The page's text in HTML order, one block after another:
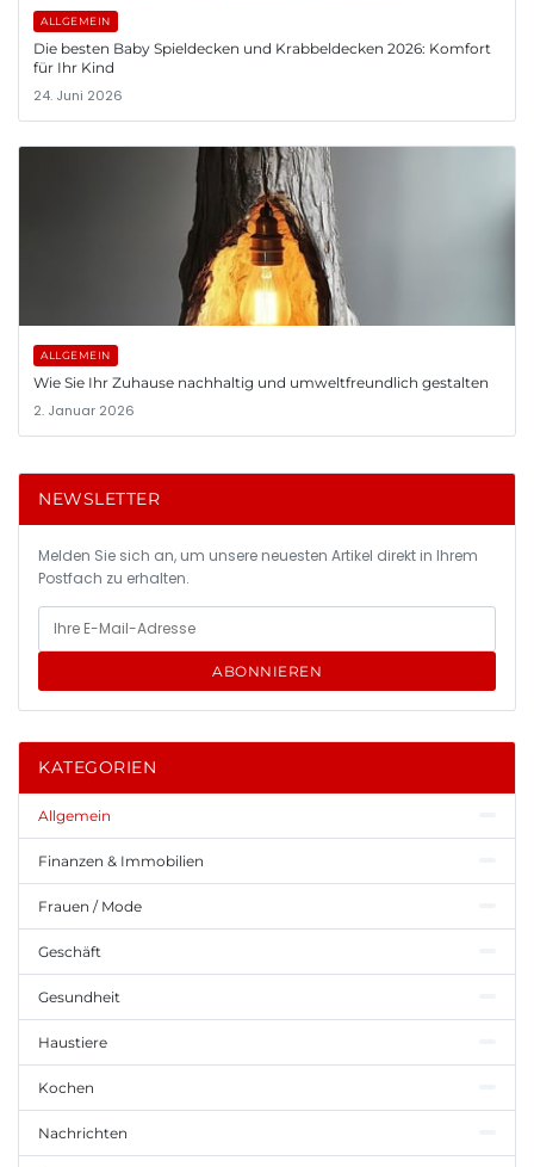
ALLGEMEIN
Die besten Baby Spieldecken und Krabbeldecken 2026: Komfort
für Ihr Kind
24. Juni 2026
ALLGEMEIN
Wie Sie Ihr Zuhause nachhaltig und umweltfreundlich gestalten
2. Januar 2026
NEWSLETTER
Melden Sie sich an, um unsere neuesten Artikel direkt in Ihrem
Postfach zu erhalten.
ABONNIEREN
KATEGORIEN
Allgemein
Finanzen & Immobilien
Frauen / Mode
Geschäft
Gesundheit
Haustiere
Kochen
Nachrichten